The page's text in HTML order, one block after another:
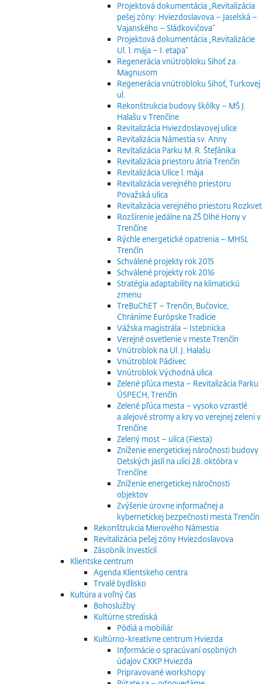
Projektová dokumentácia „Revitalizácia
pešej zóny: Hviezdoslavova – Jaselská –
Vajanského – Sládkovičova“
Projektová dokumentácia „Revitalizácie
Ul. 1. mája – I. etapa“
Regenerácia vnútrobloku Sihoť za
Magnusom
Regenerácia vnútrobloku Sihoť, Turkovej
ul.
Rekonštrukcia budovy škôlky – MŠ J.
Halašu v Trenčíne
Revitalizácia Hviezdoslavovej ulice
Revitalizácia Námestia sv. Anny
Revitalizácia Parku M. R. Štefánika
Revitalizácia priestoru átria Trenčín
Revitalizácia Ulice 1. mája
Revitalizácia verejného priestoru
Považská ulica
Revitalizácia verejného priestoru Rozkvet
Rozšírenie jedálne na ZŠ Dlhé Hony v
Trenčíne
Rýchle energetické opatrenia – MHSL
Trenčín
Schválené projekty rok 2015
Schválené projekty rok 2016
Stratégia adaptability na klimatickú
zmenu
TreBuChET – Trenčín, Bučovice,
Chránime Európske Tradície
Vážska magistrála – Istebnícka
Verejné osvetlenie v meste Trenčín
Vnútroblok na Ul. J. Halašu
Vnútroblok Pádivec
Vnútroblok Východná ulica
Zelené pľúca mesta – Revitalizácia Parku
ÚSPECH, Trenčín
Zelené pľúca mesta – vysoko vzrastlé
a alejové stromy a kry vo verejnej zeleni v
Trenčíne
Zelený most – ulica (Fiesta)
Zníženie energetickej náročnosti budovy
Detských jaslí na ulici 28. októbra v
Trenčíne
Zníženie energetickej náročnosti
objektov
Zvýšenie úrovne informačnej a
kybernetickej bezpečnosti mesta Trenčín
Rekonštrukcia Mierového Námestia
Revitalizácia pešej zóny Hviezdoslavova
Zásobník investícií
Klientske centrum
Agenda Klientskeho centra
Trvalé bydlisko
Kultúra a voľný čas
Bohoslužby
Kultúrne strediská
Pódiá a mobiliár
Kultúrno-kreatívne centrum Hviezda
Informácie o spracúvaní osobných
údajov CKKP Hviezda
Pripravované workshopy